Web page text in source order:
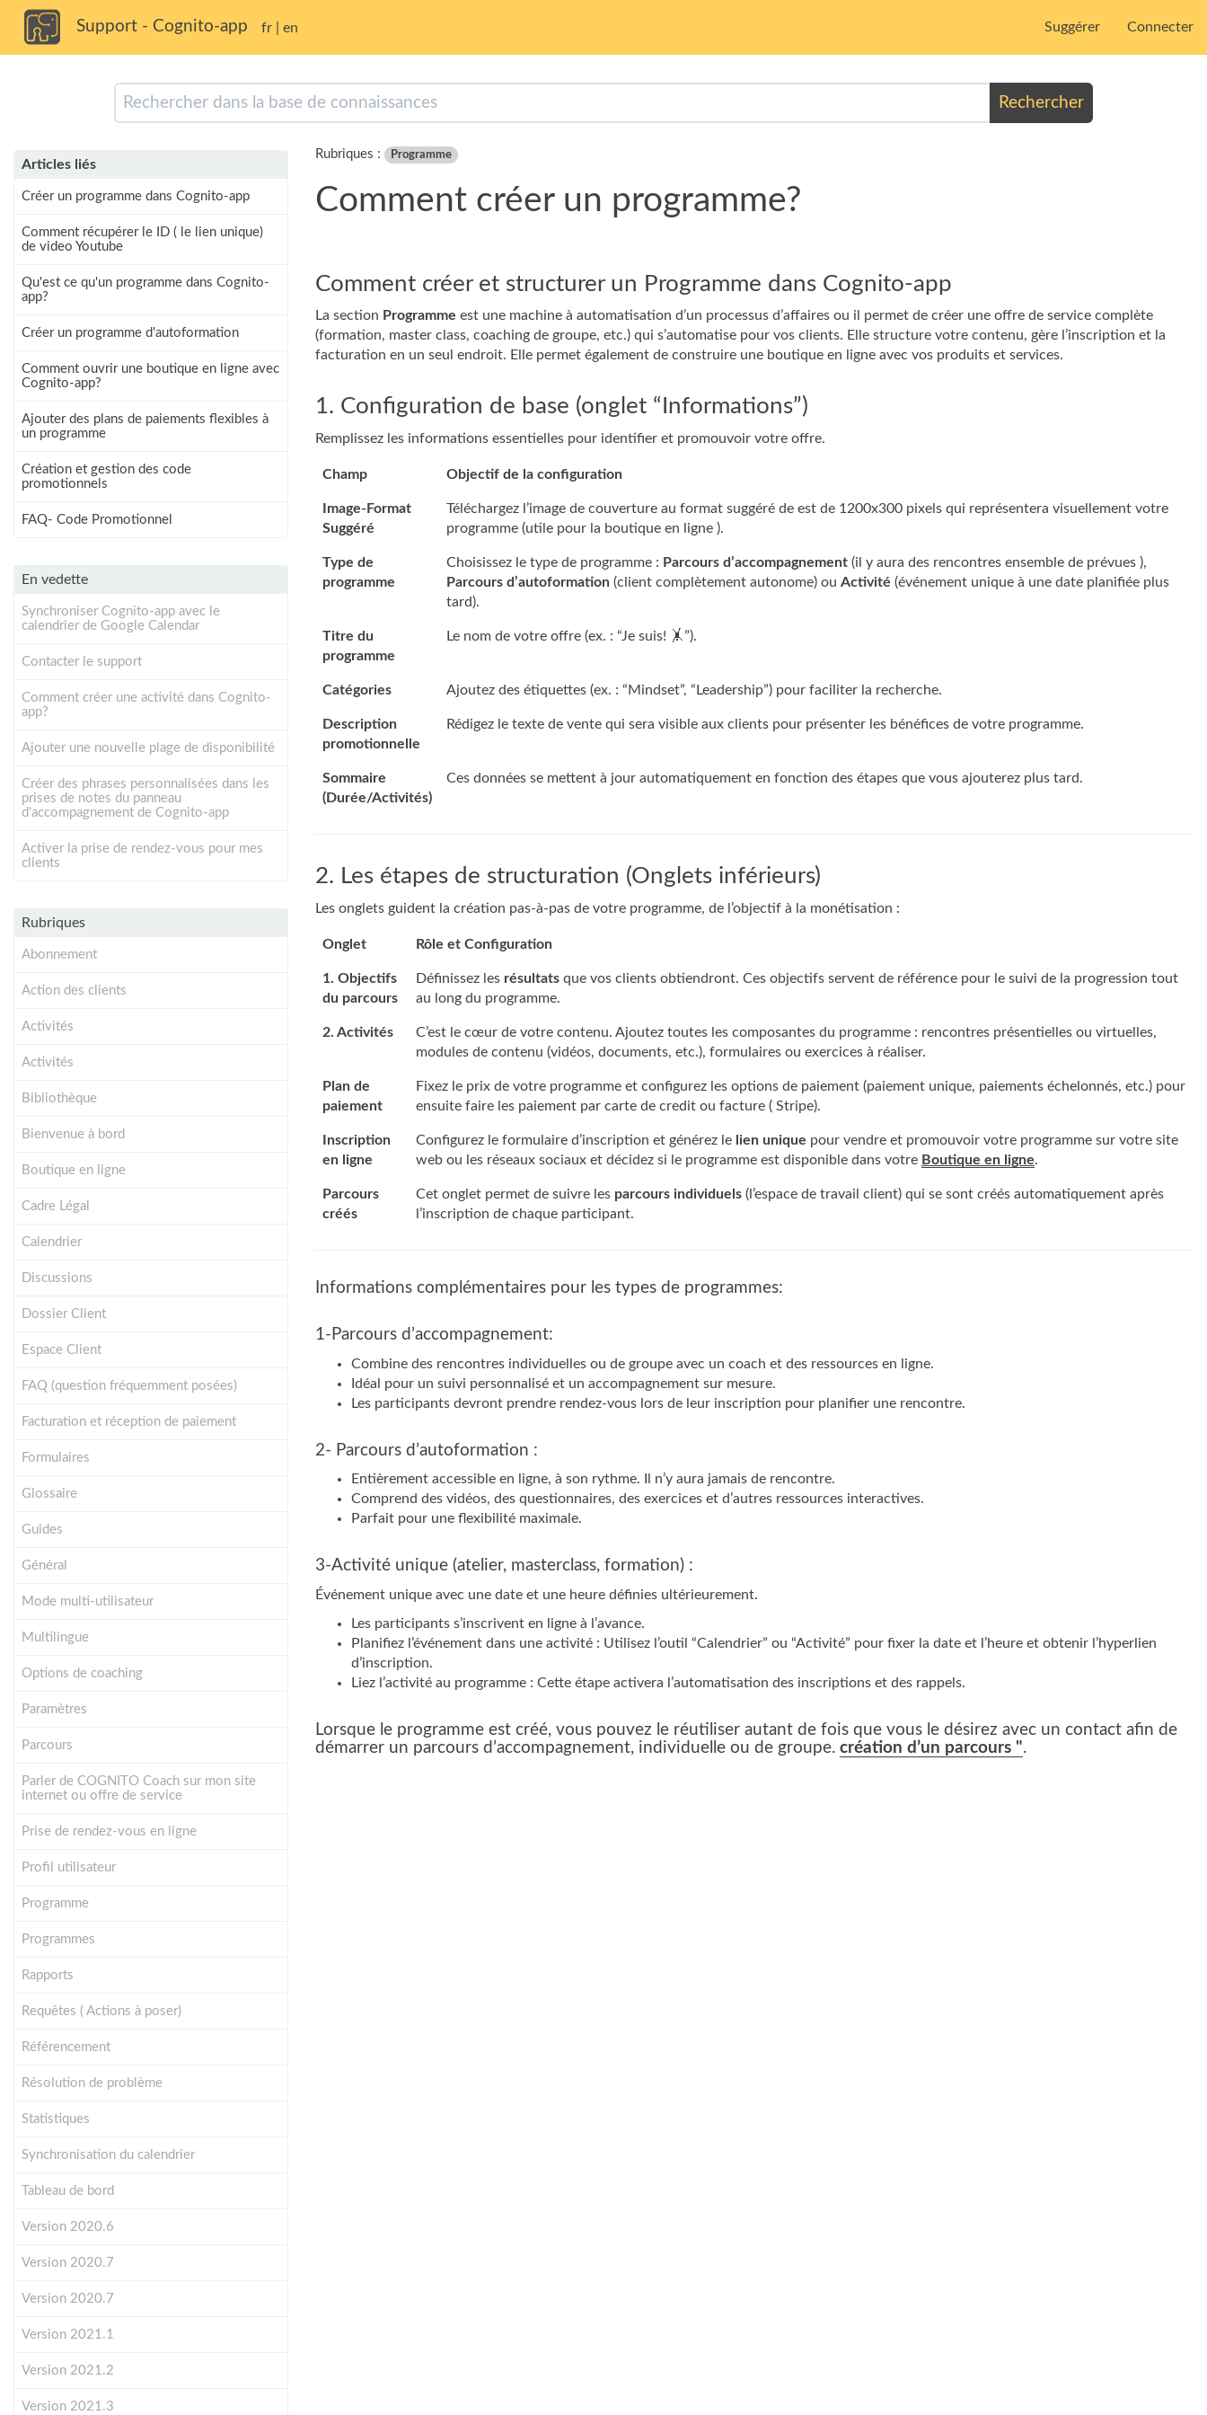
Support - Cognito-app fr en Suggérer Connecter
Rechercher
Articles liés
Créer un programme dans Cognito-app
Comment récupérer le ID ( le lien unique)
de video Youtube
Qu'est ce qu'un programme dans Cognito-
app?
Créer un programme d'autoformation
Comment ouvrir une boutique en ligne avec
Cognito-app?
Ajouter des plans de paiements flexibles à
un programme
Création et gestion des code
promotionnels
FAQ- Code Promotionnel
En vedette
Synchroniser Cognito-app avec le
calendrier de Google Calendar
Contacter le support
Comment créer une activité dans Cognito-
app?
Ajouter une nouvelle plage de disponibilité
Créer des phrases personnalisées dans les
prises de notes du panneau
d'accompagnement de Cognito-app
Activer la prise de rendez-vous pour mes
clients
Rubriques
Abonnement
Action des clients
Activités
Activités
Bibliothèque
Bienvenue à bord
Boutique en ligne
Cadre Légal
Calendrier
Discussions
Dossier Client
Espace Client
FAQ (question fréquemment posées)
Facturation et réception de paiement
Formulaires
Glossaire
Guides
Général
Mode multi-utilisateur
Multilingue
Options de coaching
Paramètres
Parcours
Parler de COGNITO Coach sur mon site
internet ou offre de service
Prise de rendez-vous en ligne
Profil utilisateur
Programme
Programmes
Rapports
Requêtes ( Actions à poser)
Référencement
Résolution de problème
Statistiques
Synchronisation du calendrier
Tableau de bord
Version 2020.6
Version 2020.7
Version 2020.7
Version 2021.1
Version 2021.2
Version 2021.3
Rubriques : Programme
Comment créer un programme?
Comment créer et structurer un Programme dans Cognito-app
La section Programme est une machine à automatisation d’un processus d’affaires ou il permet de créer une offre de service complète
(formation, master class, coaching de groupe, etc.) qui s’automatise pour vos clients. Elle structure votre contenu, gère l’inscription et la
facturation en un seul endroit. Elle permet également de construire une boutique en ligne avec vos produits et services.
1. Configuration de base (onglet “Informations”)
Remplissez les informations essentielles pour identifier et promouvoir votre offre.
Champ Objectif de la configuration
Image-Format
Suggéré
Téléchargez l’image de couverture au format suggéré de est de 1200x300 pixels qui représentera visuellement votre
programme (utile pour la boutique en ligne ).
Type de
programme
Choisissez le type de programme : Parcours d’accompagnement (il y aura des rencontres ensemble de prévues ),
Parcours d’autoformation (client complètement autonome) ou Activité (événement unique à une date planifiée plus
tard).
Titre du
programme
Le nom de votre offre (ex. : “Je suis! 🤸”).
Catégories Ajoutez des étiquettes (ex. : “Mindset”, “Leadership”) pour faciliter la recherche.
Description
promotionnelle
Rédigez le texte de vente qui sera visible aux clients pour présenter les bénéfices de votre programme.
Sommaire
(Durée/Activités)
Ces données se mettent à jour automatiquement en fonction des étapes que vous ajouterez plus tard.
2. Les étapes de structuration (Onglets inférieurs)
Les onglets guident la création pas-à-pas de votre programme, de l’objectif à la monétisation :
Onglet Rôle et Configuration
1. Objectifs
du parcours
Définissez les résultats que vos clients obtiendront. Ces objectifs servent de référence pour le suivi de la progression tout
au long du programme.
2. Activités
C’est le cœur de votre contenu. Ajoutez toutes les composantes du programme : rencontres présentielles ou virtuelles,
modules de contenu (vidéos, documents, etc.), formulaires ou exercices à réaliser.
Plan de
paiement
Fixez le prix de votre programme et configurez les options de paiement (paiement unique, paiements échelonnés, etc.) pour
ensuite faire les paiement par carte de credit ou facture ( Stripe).
Inscription
en ligne
Configurez le formulaire d’inscription et générez le lien unique pour vendre et promouvoir votre programme sur votre site
web ou les réseaux sociaux et décidez si le programme est disponible dans votre Boutique en ligne.
Parcours
créés
Cet onglet permet de suivre les parcours individuels (l’espace de travail client) qui se sont créés automatiquement après
l’inscription de chaque participant.
Informations complémentaires pour les types de programmes:
1-Parcours d’accompagnement:
Combine des rencontres individuelles ou de groupe avec un coach et des ressources en ligne.
Idéal pour un suivi personnalisé et un accompagnement sur mesure.
Les participants devront prendre rendez-vous lors de leur inscription pour planifier une rencontre.
2- Parcours d’autoformation :
Entièrement accessible en ligne, à son rythme. Il n’y aura jamais de rencontre.
Comprend des vidéos, des questionnaires, des exercices et d’autres ressources interactives.
Parfait pour une flexibilité maximale.
3-Activité unique (atelier, masterclass, formation) :
Événement unique avec une date et une heure définies ultérieurement.
Les participants s’inscrivent en ligne à l’avance.
Planifiez l’événement dans une activité : Utilisez l’outil “Calendrier” ou “Activité” pour fixer la date et l’heure et obtenir l’hyperlien
d’inscription.
Liez l’activité au programme : Cette étape activera l’automatisation des inscriptions et des rappels.
Lorsque le programme est créé, vous pouvez le réutiliser autant de fois que vous le désirez avec un contact afin de
démarrer un parcours d’accompagnement, individuelle ou de groupe. création d’un parcours ".